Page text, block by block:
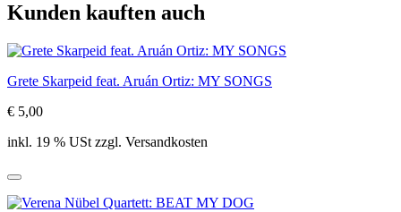
Kunden kauften auch
Grete Skarpeid feat. Aruán Ortiz: MY SONGS
€ 5,00
inkl. 19 % USt zzgl. Versandkosten